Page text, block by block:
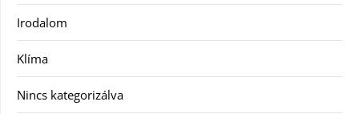
Irodalom
Klíma
Nincs kategorizálva